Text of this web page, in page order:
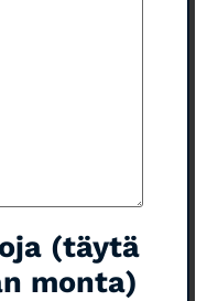
(täytä
monta)